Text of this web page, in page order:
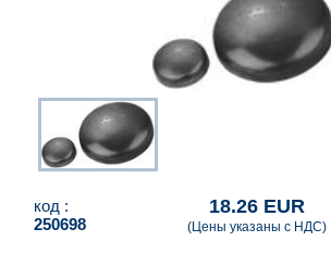
код :
250698
18.26 EUR
(Цены указаны с НДС)